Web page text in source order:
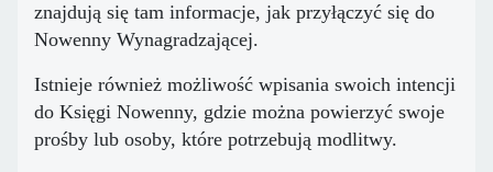
znajdują się tam informacje, jak przyłączyć się do
Nowenny Wynagradzającej.
Istnieje również możliwość wpisania swoich intencji
do Księgi Nowenny, gdzie można powierzyć swoje
prośby lub osoby, które potrzebują modlitwy.